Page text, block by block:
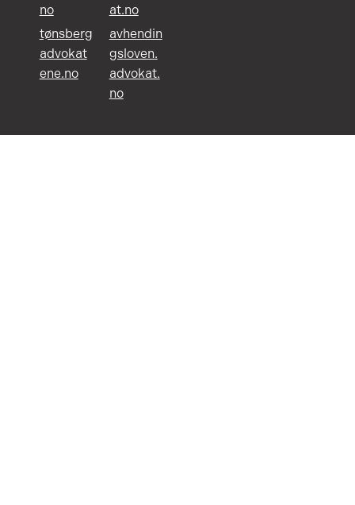
no
at.no
tønsberg
advokat
ene.no
avhendin
gsloven.
advokat.
no